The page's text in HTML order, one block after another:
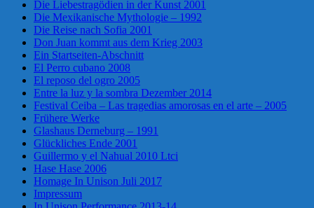
Die Liebestragödien in der Kunst 2001
Die Mexikanische Mythologie – 1992
Die Reise nach Sofia 2001
Don Juan kommt aus dem Krieg 2003
Ein Startseiten-Abschnitt
El Perro cubano 2008
El reposo del ogro 2005
Entre la luz y la sombra Dezember 2014
Festival Ceiba – Las tragedias amorosas en el arte – 2005
Frühere Werke
Glashaus Derneburg – 1991
Glückliches Ende 2001
Guillermo y el Nahual 2010 Ltci
Hase Hase 2006
Homage In Unison Juli 2017
Impressum